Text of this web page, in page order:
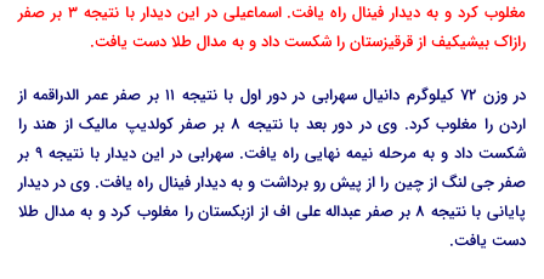
مغلوب کرد و به دیدار فینال راه یافت. اسماعیلی در این دیدار با نتیجه 3 بر صفر
رازاک بیشیکیف از قرقیزستان را شکست داد و به مدال طلا دست یافت.
در وزن 72 کیلوگرم دانیال سهرابی در دور اول با نتیجه 11 بر صفر عمر الدراقمه از
اردن را مغلوب کرد. وی در دور بعد با نتیجه 8 بر صفر کولدیپ مالیک از هند را
شکست داد و به مرحله نیمه نهایی راه یافت. سهرابی در این دیدار با نتیجه 9 بر
صفر جی لنگ از چین را از پیش رو برداشت و به دیدار فینال راه یافت. وی در دیدار
پایانی با نتیجه 8 بر صفر عبداله علی اف از ازبکستان را مغلوب کرد و به مدال طلا
دست یافت.